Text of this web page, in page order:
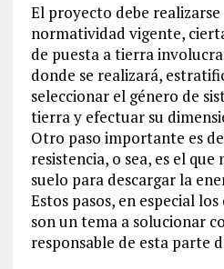
El proyecto debe
normatividad vigente,
de puesta a tierra
donde se realizará,
seleccionar el género de
tierra y efectuar su
Otro paso importante es
resistencia, o sea, es el
suelo para descargar la
Estos pasos, en especial
son un tema a solucionar
responsable de esta parte